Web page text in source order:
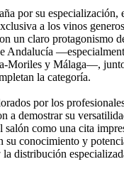
por su especialización,
a los vinos
un claro protagonismo
Andalucía
Moriles y Málaga—,
la categoría.
por los
a demostrar su
salón como una cita
su conocimiento y
la distribución